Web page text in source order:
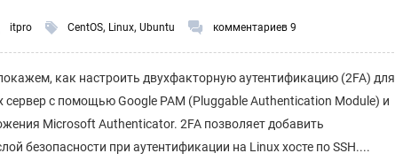
itpro CentOS, Linux, Ubuntu комментариев 9
как настроить двухфакторную аутентификацию (2FA) для
сервер с помощью Google PAM (Pluggable Authentication Module) и
Microsoft Authenticator. 2FA позволяет добавить
безопасности при аутентификации на Linux хосте по SSH....